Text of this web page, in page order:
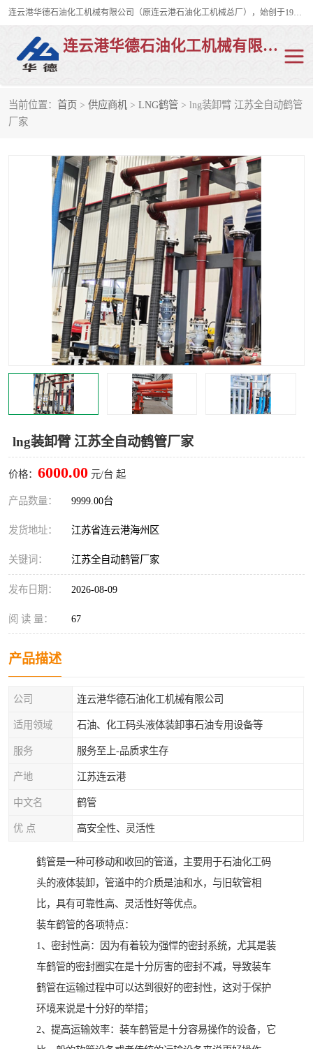
连云港华德石油化工机械有限公司（原连云港石油化工机械总厂），始创于1982年，是从事码头船用流体装卸臂、陆用流体装卸臂（鹤管）、活动梯、钢构平台、定量装车系统等全系列流体装卸设备的设计、制造、销售以及服务的专业供应商。
连云港华德石油化工机械有限公司
当前位置： 首页 > 供应商机 > LNG鹤管 > lng装卸臂 江苏全自动鹤管
厂家
lng装卸臂 江苏全自动鹤管厂家
价格： 6000.00 元/台 起
产品数量： 9999.00台
发货地址： 江苏省连云港海州区
关键词： 江苏全自动鹤管厂家
发布日期： 2026-08-09
阅 读 量： 67
产品描述
公司 连云港华德石油化工机械有限公司
适用领域 石油、化工码头液体装卸事石油专用设备等
服务 服务至上-品质求生存
产地 江苏连云港
中文名 鹤管
优 点 高安全性、灵活性
鹤管是一种可移动和收回的管道，主要用于石油化工码
头的液体装卸，管道中的介质是油和水，与旧软管相
比，具有可靠性高、灵活性好等优点。
装车鹤管的各项特点：
1、密封性高：因为有着较为强悍的密封系统，尤其是装
车鹤管的密封圈实在是十分厉害的密封不减，导致装车
鹤管在运输过程中可以达到很好的密封性，这对于保护
环境来说是十分好的举措；
2、提高运输效率：装车鹤管是十分容易操作的设备，它
陆用流体装卸臂
液氨鹤管 液氯鹤管
LNG鹤管 活动梯
平台栈桥 卸车鹤管
装车鹤管 输油臂
紧急脱离干式接头 火车鹤管
汽车鹤管 顶部鹤管
底部鹤管 低温鹤管
浮动出油装置 鹤管